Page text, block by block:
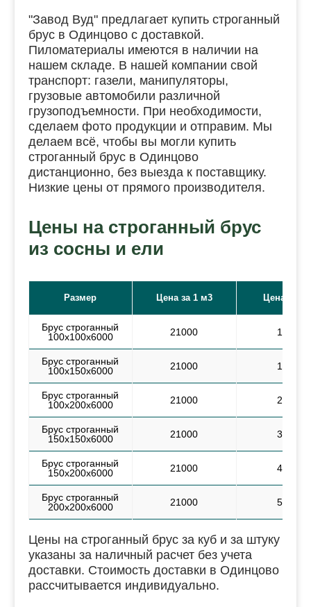
"Завод Вуд" предлагает купить строганный
брус в Одинцово с доставкой.
Пиломатериалы имеются в наличии на
нашем складе. В нашей компании свой
транспорт: газели, манипуляторы,
грузовые автомобили различной
грузоподъемности. При необходимости,
сделаем фото продукции и отправим. Мы
делаем всё, чтобы вы могли купить
строганный брус в Одинцово
дистанционно, без выезда к поставщику.
Низкие цены от прямого производителя.
Цены на строганный брус
из сосны и ели
Размер Цена за 1 м3 Цена за
Брус строганный
100х100х6000
21000 1313
Брус строганный
100х150х6000
21000 1909
Брус строганный
100х200х6000
21000 2625
Брус строганный
150х150х6000
21000 3000
Брус строганный
150х200х6000
21000 4200
Брус строганный
200х200х6000
21000 5250
Цены на строганный брус за куб и за штуку
указаны за наличный расчет без учета
доставки. Стоимость доставки в Одинцово
рассчитывается индивидуально.